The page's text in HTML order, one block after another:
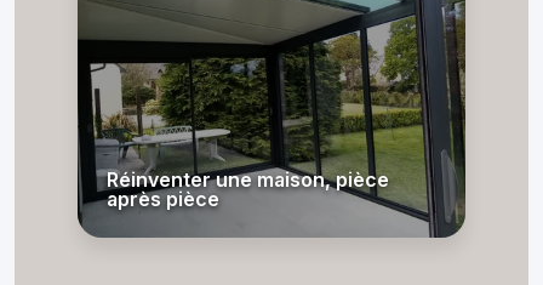
Réinventer une maison, pièce
après pièce